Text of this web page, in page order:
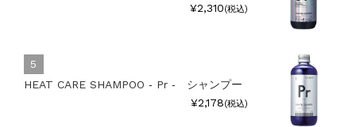
¥2,310(税込)
HEAT CARE SHAMPOO ‐ Pr ‐ シャンプー
¥2,178(税込)